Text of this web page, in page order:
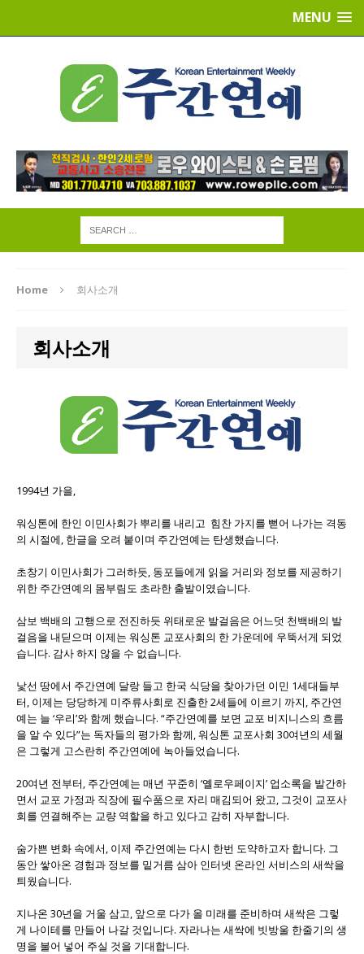
MENU
Home 회사소개
회사소개
1994년 가을,
워싱톤에 한인 이민사회가 뿌리를 내리고 힘찬 가지를 뻗어 나가는 격동
의 시절에, 한글을 오려 붙이며 주간연예는 탄생했습니다.
초창기 이민사회가 그러하듯, 동포들에게 읽을 거리와 정보를 제공하기
위한 주간연예의 몸부림도 초라한 출발이였습니다.
삼보 백배의 고행으로 전진하듯 위태로운 발걸음은 어느덧 천백배의 발
걸음을 내딛으며 이제는 워싱톤 교포사회의 한 가운데에 우뚝서게 되었
습니다. 감사 하지 않을 수 없습니다.
낯선 땅에서 주간연예 달랑 들고 한국 식당을 찾아가던 이민 1세대들부
터, 이제는 당당하게 미주류사회로 진출한 2세들에 이르기 까지, 주간연
예는 늘 ‘우리’와 함께 했습니다. “주간연예를 보면 교포 비지니스의 흐름
을 알 수 있다”는 독자들의 평가와 함께, 워싱톤 교포사회 30여년의 세월
은 그렇게 고스란히 주간연예에 녹아들었습니다.
20여년 전부터, 주간연예는 매년 꾸준히 ‘옐로우페이지’ 업소록을 발간하
면서 교포 가정과 직장에 필수품으로 자리 매김되어 왔고, 그것이 교포사
회를 연결해주는 교량 역할을 하고 있다고 감히 자부합니다.
숨가쁜 변화 속에서, 이제 주간연예는 다시 한번 도약하고자 합니다. 그
동안 쌓아온 경험과 정보를 밑거름 삼아 인터넷 온라인 서비스의 새싹을
틔웠습니다.
지나온 30년을 거울 삼고, 앞으로 다가 올 미래를 준비하며 새싹은 그렇
게 나이테를 만들어 나갈 것입니다. 자라나는 새싹에 빗방울 한줄기의 생
명을 불어 넣어 주실 것을 기대합니다.